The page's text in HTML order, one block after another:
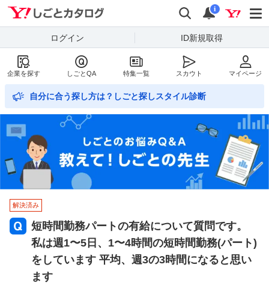
Yahoo!しごとカタログ
検索
通知
i
ログイン ID新規取得
企業を探す しごとQA 特集一覧 スカウト マイページ
自分に合う探し方は？しごと探しスタイル診断
解決済み
短時間勤務パートの有給について質問です。
私は週1〜5日、1〜4時間の短時間勤務(パート)
をしています 平均、週3の3時間になると思い
ます